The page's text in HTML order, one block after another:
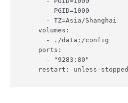
      - PGID=1000
      - TZ=Asia/Shanghai
    volumes:
      - ./data:/config
    ports:
      - "9283:80"
    restart: unless-stopped